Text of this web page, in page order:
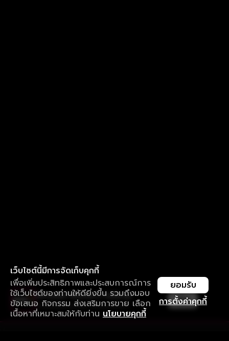
เว็บไซต์นี้มีการจัดเก็บคุกกี้
เพื่อเพิ่มประสิทธิภาพและประสบการณ์การ
ใช้เว็บไซต์ของท่านให้ดียิ่งขึ้น รวมถึงมอบ
ข้อเสนอ กิจกรรม ส่งเสริมการขาย เลือก
เนื้อหาที่เหมาะสมให้กับท่าน นโยบายคุกกี้
การตั้งค่าคุกกี้
ยอมรับ
ใช้งานแอป ลื่นไหลกว่า ไม่มีสะดุด
ดาวน์โหลดแอปเพื่อการรับชมที่ดีกว่า เปิด